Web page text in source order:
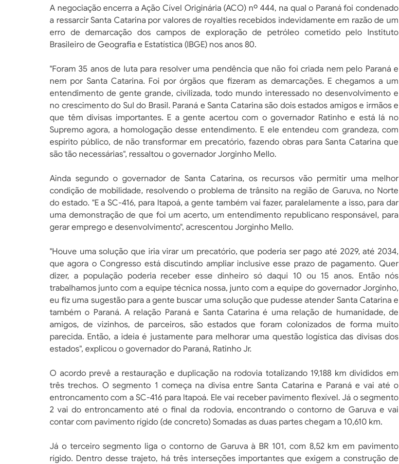
A negociação encerra a Ação Cível Originária (ACO) nº 444, na qual o Paraná foi condenado
a ressarcir Santa Catarina por valores de royalties recebidos indevidamente em razão de um
erro de demarcação dos campos de exploração de petróleo cometido pelo Instituto
Brasileiro de Geografia e Estatística (IBGE) nos anos 80.
"Foram 35 anos de luta para resolver uma pendência que não foi criada nem pelo Paraná e
nem por Santa Catarina. Foi por órgãos que fizeram as demarcações. E chegamos a um
entendimento de gente grande, civilizada, todo mundo interessado no desenvolvimento e
no crescimento do Sul do Brasil. Paraná e Santa Catarina são dois estados amigos e irmãos e
que têm divisas importantes. E a gente acertou com o governador Ratinho e está lá no
Supremo agora, a homologação desse entendimento. E ele entendeu com grandeza, com
espírito público, de não transformar em precatório, fazendo obras para Santa Catarina que
são tão necessárias", ressaltou o governador Jorginho Mello.
Ainda segundo o governador de Santa Catarina, os recursos vão permitir uma melhor
condição de mobilidade, resolvendo o problema de trânsito na região de Garuva, no Norte
do estado. "E a SC-416, para Itapoá, a gente também vai fazer, paralelamente a isso, para dar
uma demonstração de que foi um acerto, um entendimento republicano responsável, para
gerar emprego e desenvolvimento", acrescentou Jorginho Mello.
"Houve uma solução que iria virar um precatório, que poderia ser pago até 2029, até 2034,
que agora o Congresso está discutindo ampliar inclusive esse prazo de pagamento. Quer
dizer, a população poderia receber esse dinheiro só daqui 10 ou 15 anos. Então nós
trabalhamos junto com a equipe técnica nossa, junto com a equipe do governador Jorginho,
eu fiz uma sugestão para a gente buscar uma solução que pudesse atender Santa Catarina e
também o Paraná. A relação Paraná e Santa Catarina é uma relação de humanidade, de
amigos, de vizinhos, de parceiros, são estados que foram colonizados de forma muito
parecida. Então, a ideia é justamente para melhorar uma questão logística das divisas dos
estados", explicou o governador do Paraná, Ratinho Jr.
O acordo prevê a restauração e duplicação na rodovia totalizando 19,188 km divididos em
três trechos. O segmento 1 começa na divisa entre Santa Catarina e Paraná e vai até o
entroncamento com a SC-416 para Itapoá. Ele vai receber pavimento flexível. Já o segmento
2 vai do entroncamento até o final da rodovia, encontrando o contorno de Garuva e vai
contar com pavimento rígido (de concreto) Somadas as duas partes chegam a 10,610 km.
Já o terceiro segmento liga o contorno de Garuva à BR 101, com 8,52 km em pavimento
rígido. Dentro desse trajeto, há três interseções importantes que exigem a construção de